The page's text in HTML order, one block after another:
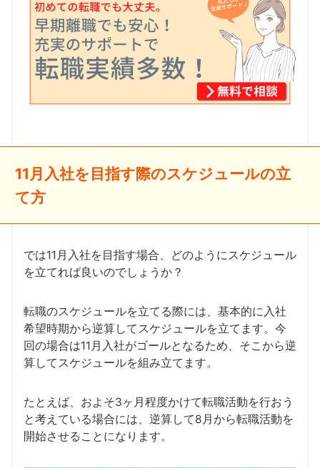
11月入社を目指す際のスケジュールの立
て方
では11月入社を目指す場合、どのようにスケジュール
を立てれば良いのでしょうか？
転職のスケジュールを立てる際には、基本的に入社
希望時期から逆算してスケジュールを立てます。今
回の場合は11月入社がゴールとなるため、そこから逆
算してスケジュールを組み立てます。
たとえば、およそ3ヶ月程度かけて転職活動を行おう
と考えている場合には、逆算して8月から転職活動を
開始させることになります。